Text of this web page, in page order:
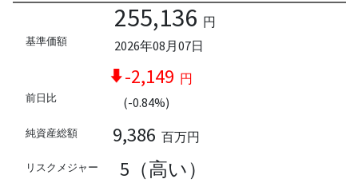
基準価額
255,136 円
2026年08月07日
前日比
-2,149 円
(-0.84%)
純資産総額 9,386 百万円
リスクメジャー 5（高い）